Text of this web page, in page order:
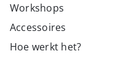
Workshops
Accessoires
Hoe werkt het?